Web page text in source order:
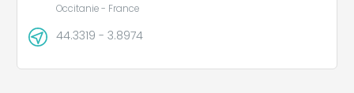
Occitanie - France
44.3319 - 3.8974